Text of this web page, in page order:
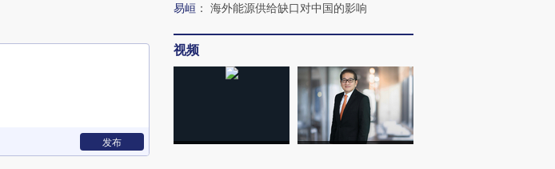
发布
易峘 ： 海外能源供给缺口对中国的影响
视频